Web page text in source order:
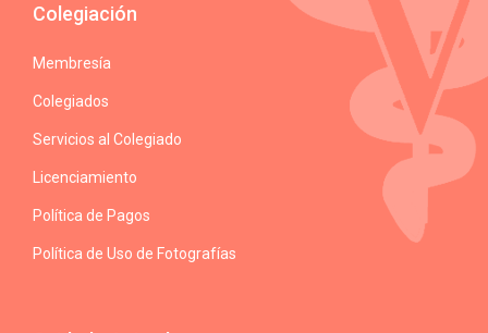
Colegiación
Membresía
Colegiados
Servicios al Colegiado
Licenciamiento
Política de Pagos
Política de Uso de Fotografías